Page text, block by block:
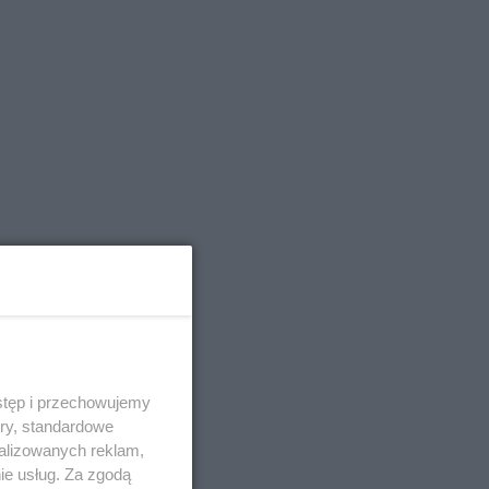
i przechowujemy
standardowe
reklam,
usług. Za zgodą